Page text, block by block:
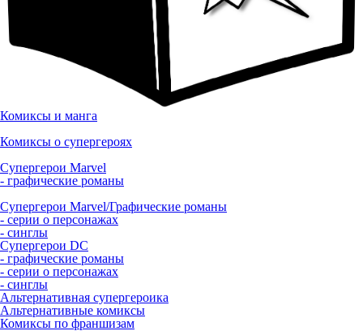
Комиксы и манга
Комиксы о супергероях
Супергерои Marvel
- графические романы
Супергерои Marvel/Графические романы
- серии о персонажах
- синглы
Супергерои DC
- графические романы
- серии о персонажах
- синглы
Альтернативная супергероика
Альтернативные комиксы
Комиксы по франшизам